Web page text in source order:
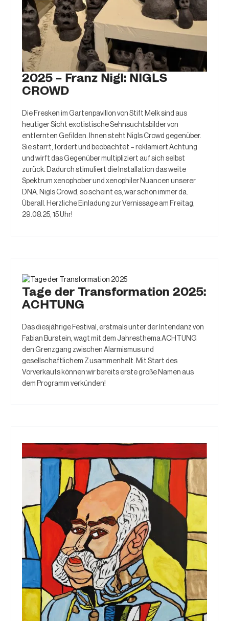
2025 – Franz Nigl: NIGLS
CROWD
Die Fresken im Gartenpavillon von Stift Melk sind aus
heutiger Sicht exotistische Sehnsuchtsbilder von
entfernten Gefilden. Ihnen steht Nigls Crowd gegenüber.
Sie starrt, fordert und beobachtet – reklamiert Achtung
und wirft das Gegenüber multipliziert auf sich selbst
zurück. Dadurch stimuliert die Installation das weite
Spektrum xenophober und xenophiler Nuancen unserer
DNA. Nigls Crowd, so scheint es, war schon immer da.
Überall. Herzliche Einladung zur Vernissage am Freitag,
29.08.25, 15 Uhr!
Tage der Transformation 2025:
ACHTUNG
Das diesjährige Festival, erstmals unter der Intendanz von
Fabian Burstein, wagt mit dem Jahresthema ACHTUNG
den Grenzgang zwischen Alarmismus und
gesellschaftlichem Zusammenhalt. Mit Start des
Vorverkaufs können wir bereits erste große Namen aus
dem Programm verkünden!